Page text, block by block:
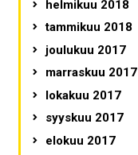
helmikuu 2018
tammikuu 2018
joulukuu 2017
marraskuu 2017
lokakuu 2017
syyskuu 2017
elokuu 2017